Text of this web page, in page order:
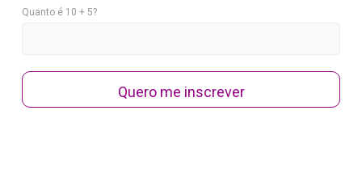
Quanto é 10 + 5?
Quero me inscrever